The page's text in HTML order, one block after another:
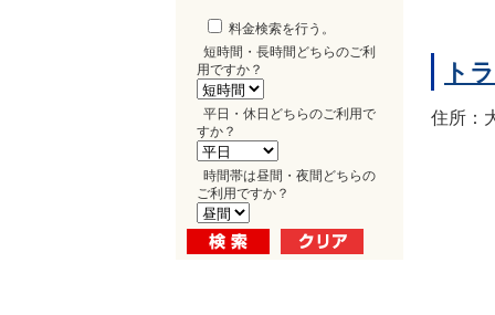
料金検索を行う。
短時間・長時間どちらのご利
用ですか？
平日・休日どちらのご利用で
すか？
時間帯は昼間・夜間どちらの
ご利用ですか？
ト
住所：